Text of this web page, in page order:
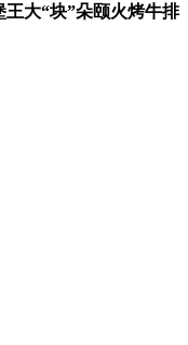
大“块”朵颐火烤牛排